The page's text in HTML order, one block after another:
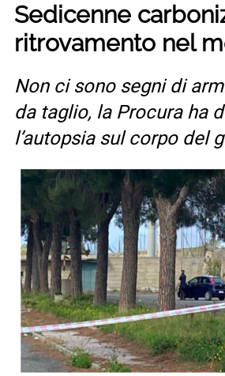
Sedicenne
ritrovamento nel
Non ci sono segni di
da taglio, la Procura ha
l’autopsia sul corpo del